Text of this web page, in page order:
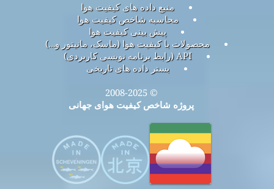
منبع داده های کیفیت هوا
محاسبه شاخص کیفیت هوا
پیش بینی کیفیت هوا
محصولات با کیفیت هوا (ماسک، مانیتور و…)
API (رابط برنامه نویسی کاربردی)
بستر داده های تاریخی
© 2008-2025
پروژه شاخص کیفیت هوای جهانی